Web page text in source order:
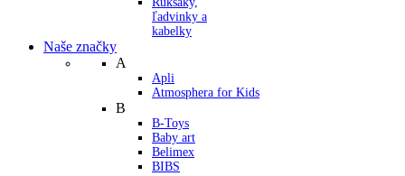
ľadvinky a
kabelky
Naše značky
A
Apli
Atmosphera for Kids
B
B-Toys
Baby art
Belimex
BIBS